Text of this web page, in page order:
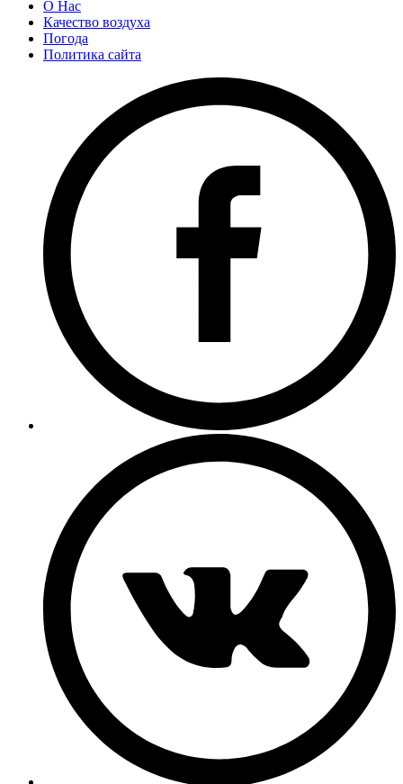
О Нас
Качество воздуха
Погода
Политика сайта